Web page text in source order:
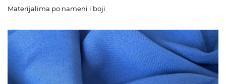
Materijalima po nameni i boji